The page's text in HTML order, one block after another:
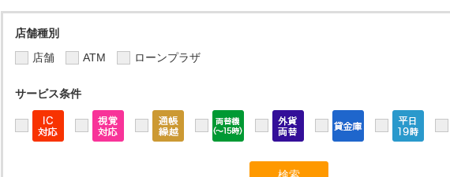
店舗種別
店舗
ATM ローンプラザ
サービス条件